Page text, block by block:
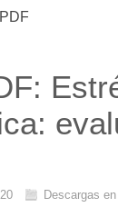
Descargas